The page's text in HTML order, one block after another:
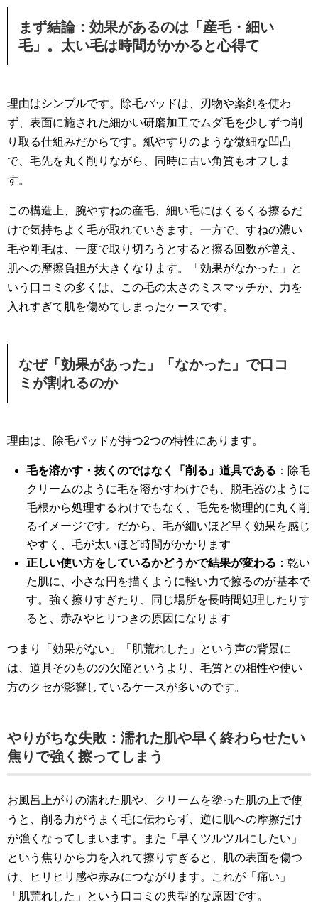
まず結論：効果があるのは「産毛・細い
毛」。太い毛は時間がかかると心得て
理由はシンプルです。除毛パッドは、刃物や薬剤を使わ
ず、表面に施された細かい研磨加工でムダ毛を少しずつ削
り取る仕組みだからです。紙やすりのような微細な凹凸
で、毛先を丸く削りながら、同時に古い角質もオフしま
す。
この構造上、腕やすねの産毛、細い毛にはくるくる擦るだ
けで気持ちよく毛が取れていきます。一方で、すねの濃い
毛や剛毛は、一度で取り切ろうとすると擦る回数が増え、
肌への摩擦負担が大きくなります。「効果がなかった」と
いう口コミの多くは、この毛の太さのミスマッチか、力を
入れすぎて肌を傷めてしまったケースです。
なぜ「効果があった」「なかった」で口コ
ミが割れるのか
理由は、除毛パッドが持つ2つの特性にあります。
毛を溶かす・抜くのではなく「削る」道具である ：除毛
クリームのように毛を溶かすわけでも、脱毛器のように
毛根から処理するわけでもなく、毛先を物理的に丸く削
るイメージです。だから、毛が細いほど早く効果を感じ
やすく、毛が太いほど時間がかかります
正しい使い方をしているかどうかで結果が変わる ：乾い
た肌に、小さな円を描くように軽い力で擦るのが基本で
す。強く擦りすぎたり、同じ場所を長時間処理したりす
ると、赤みやヒリつきの原因になります
つまり「効果がない」「肌荒れした」という声の背景に
は、道具そのものの欠陥というより、毛質との相性や使い
方のクセが影響しているケースが多いのです。
やりがちな失敗：濡れた肌や早く終わらせたい
焦りで強く擦ってしまう
お風呂上がりの濡れた肌や、クリームを塗った肌の上で使
うと、削る力がうまく毛に伝わらず、逆に肌への摩擦だけ
が強くなってしまいます。また「早くツルツルにしたい」
という焦りから力を入れて擦りすぎると、肌の表面を傷つ
け、ヒリヒリ感や赤みにつながります。これが「痛い」
「肌荒れした」という口コミの典型的な原因です。